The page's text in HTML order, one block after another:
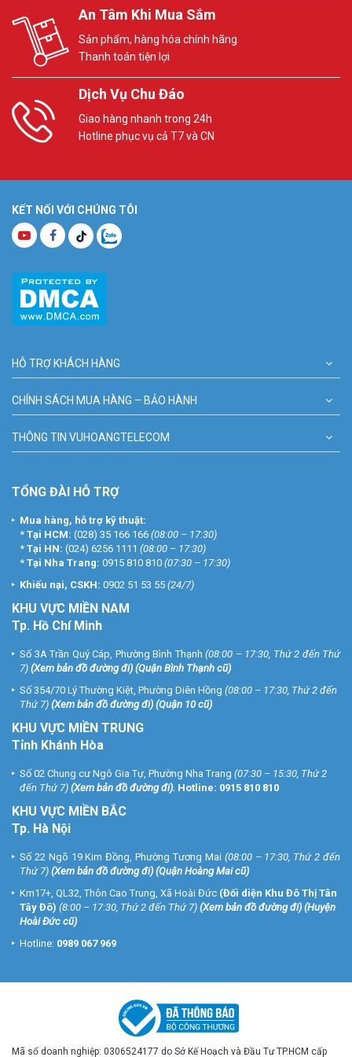
An Tâm Khi Mua Sắm
Sản phẩm, hàng hóa chính hãng
Thanh toán tiện lợi
Dịch Vụ Chu Đáo
Giao hàng nhanh trong 24h
Hotline phục vụ cả T7 và CN
KẾT NỐI VỚI CHÚNG TÔI
HỖ TRỢ KHÁCH HÀNG
CHÍNH SÁCH MUA HÀNG – BẢO HÀNH
THÔNG TIN VUHOANGTELECOM
TỔNG ĐÀI HỖ TRỢ
Mua hàng, hỗ trợ kỹ thuật:
* Tại HCM: (028) 35 166 166 (08:00 – 17:30)
* Tại HN: (024) 6256 1111 (08:00 – 17:30)
* Tại Nha Trang: 0915 810 810 (07:30 – 17:30)
Khiếu nại, CSKH: 0902 51 53 55 (24/7)
KHU VỰC MIỀN NAM
Tp. Hồ Chí Minh
Số 3A Trần Quý Cáp, Phường Bình Thạnh (08:00 – 17:30, Thứ 2 đến Thứ
7) (Xem bản đồ đường đi) (Quận Bình Thạnh cũ)
Số 354/70 Lý Thường Kiệt, Phường Diên Hồng (08:00 – 17:30, Thứ 2 đến
Thứ 7) (Xem bản đồ đường đi) (Quận 10 cũ)
KHU VỰC MIỀN TRUNG
Tỉnh Khánh Hòa
Số 02 Chung cư Ngô Gia Tự, Phường Nha Trang (07:30 – 15:30, Thứ 2
đến Thứ 7) (Xem bản đồ đường đi). Hotline: 0915 810 810
KHU VỰC MIỀN BẮC
Tp. Hà Nội
Số 22 Ngõ 19 Kim Đồng, Phường Tương Mai (08:00 – 17:30, Thứ 2 đến
Thứ 7) (Xem bản đồ đường đi) (Quận Hoàng Mai cũ)
Km17+, QL32, Thôn Cao Trung, Xã Hoài Đức (Đối diện Khu Đô Thị Tân
Tây Đô) (8:00 – 17:30, Thứ 2 đến Thứ 7) (Xem bản đồ đường đi) (Huyện
Hoài Đức cũ)
Hotline: 0989 067 969
Mã số doanh nghiệp: 0306524177 do Sở Kế Hoạch và Đầu Tư TP.HCM cấp